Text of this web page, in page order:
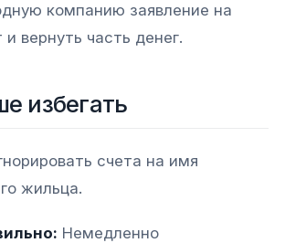
компанию заявление на
и вернуть часть денег.
избегать
счета на имя
жильца.
Немедленно